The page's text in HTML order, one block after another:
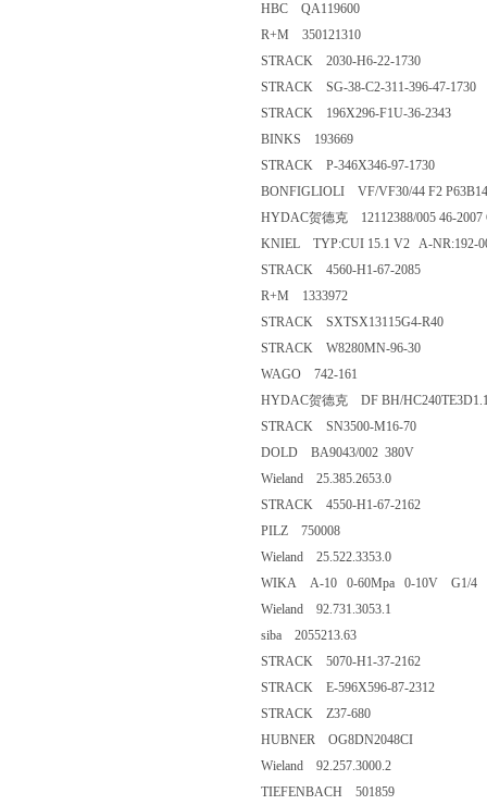
HBC QA119600
R+M 350121310
STRACK 2030-H6-22-1730
STRACK SG-38-C2-311-396-47-1730
STRACK 196X296-F1U-36-2343
BINKS 193669
STRACK P-346X346-97-1730
BONFIGLIOLI VF/VF30/44 F2 P63B14
HYDAC贺德克 12112388/005 46-2007
KNIEL TYP:CUI 15.1 V2 A-NR:192-
STRACK 4560-H1-67-2085
R+M 1333972
STRACK SXTSX13115G4-R40
STRACK W8280MN-96-30
WAGO 742-161
HYDAC贺德克 DF BH/
STRACK SN3500-M16-70
DOLD BA9043/002 380V
Wieland 25.385.2653.0
STRACK 4550-H1-67-2162
PILZ 750008
Wieland 25.522.3353.0
WIKA A-10 0-60Mpa 0-10V G1/4
Wieland 92.731.3053.1
siba 2055213.63
STRACK 5070-H1-37-2162
STRACK E-596X596-87-2312
STRACK Z37-680
HUBNER OG8DN2048CI
Wieland 92.257.3000.2
TIEFENBACH 501859